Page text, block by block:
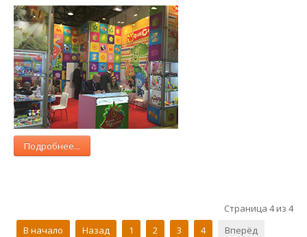
Подробнее...
Страница 4 из 4
В начало
Назад 1 2 3 4 Вперёд